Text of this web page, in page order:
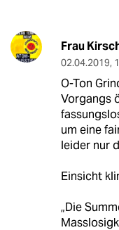
Frau
02.04.2019,
O-Ton
Vorgangs
um eine
leider nur
Einsicht
„Die